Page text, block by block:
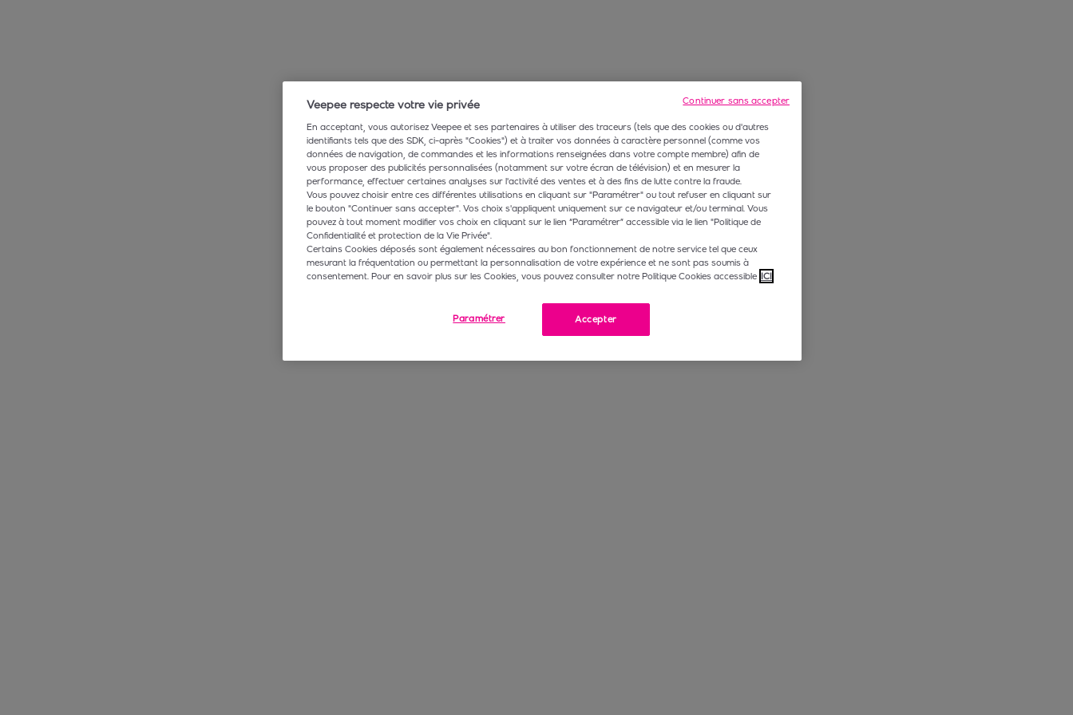
Veepee respecte votre vie privée
En acceptant, vous autorisez Veepee et ses partenaires à utiliser des traceurs (tels que des cookies ou d'autres
identifiants tels que des SDK, ci-après "Cookies") et à traiter vos données à caractère personnel (comme vos
données de navigation, de commandes et les informations renseignées dans votre compte membre) afin de
vous proposer des publicités personnalisées (notamment sur votre écran de télévision) et en mesurer la
performance, effectuer certaines analyses sur l'activité des ventes et à des fins de lutte contre la fraude.
Vous pouvez choisir entre ces différentes utilisations en cliquant sur "Paramétrer" ou tout refuser en cliquant sur
le bouton "Continuer sans accepter". Vos choix s'appliquent uniquement sur ce navigateur et/ou terminal. Vous
pouvez à tout moment modifier vos choix en cliquant sur le lien “Paramétrer” accessible via le lien "Politique de
Confidentialité et protection de la Vie Privée".
Certains Cookies déposés sont également nécessaires au bon fonctionnement de notre service tel que ceux
mesurant la fréquentation ou permettant la personnalisation de votre expérience et ne sont pas soumis à
consentement. Pour en savoir plus sur les Cookies, vous pouvez consulter notre Politique Cookies accessible ICI
Accepter
Paramétrer
Continuer sans accepter